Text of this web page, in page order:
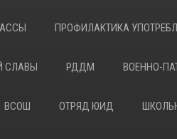
ПРОФИЛАКТИКА
СЛАВЫ РДДМ ВОЕННО-
ВСОШ ОТРЯД ЮИД